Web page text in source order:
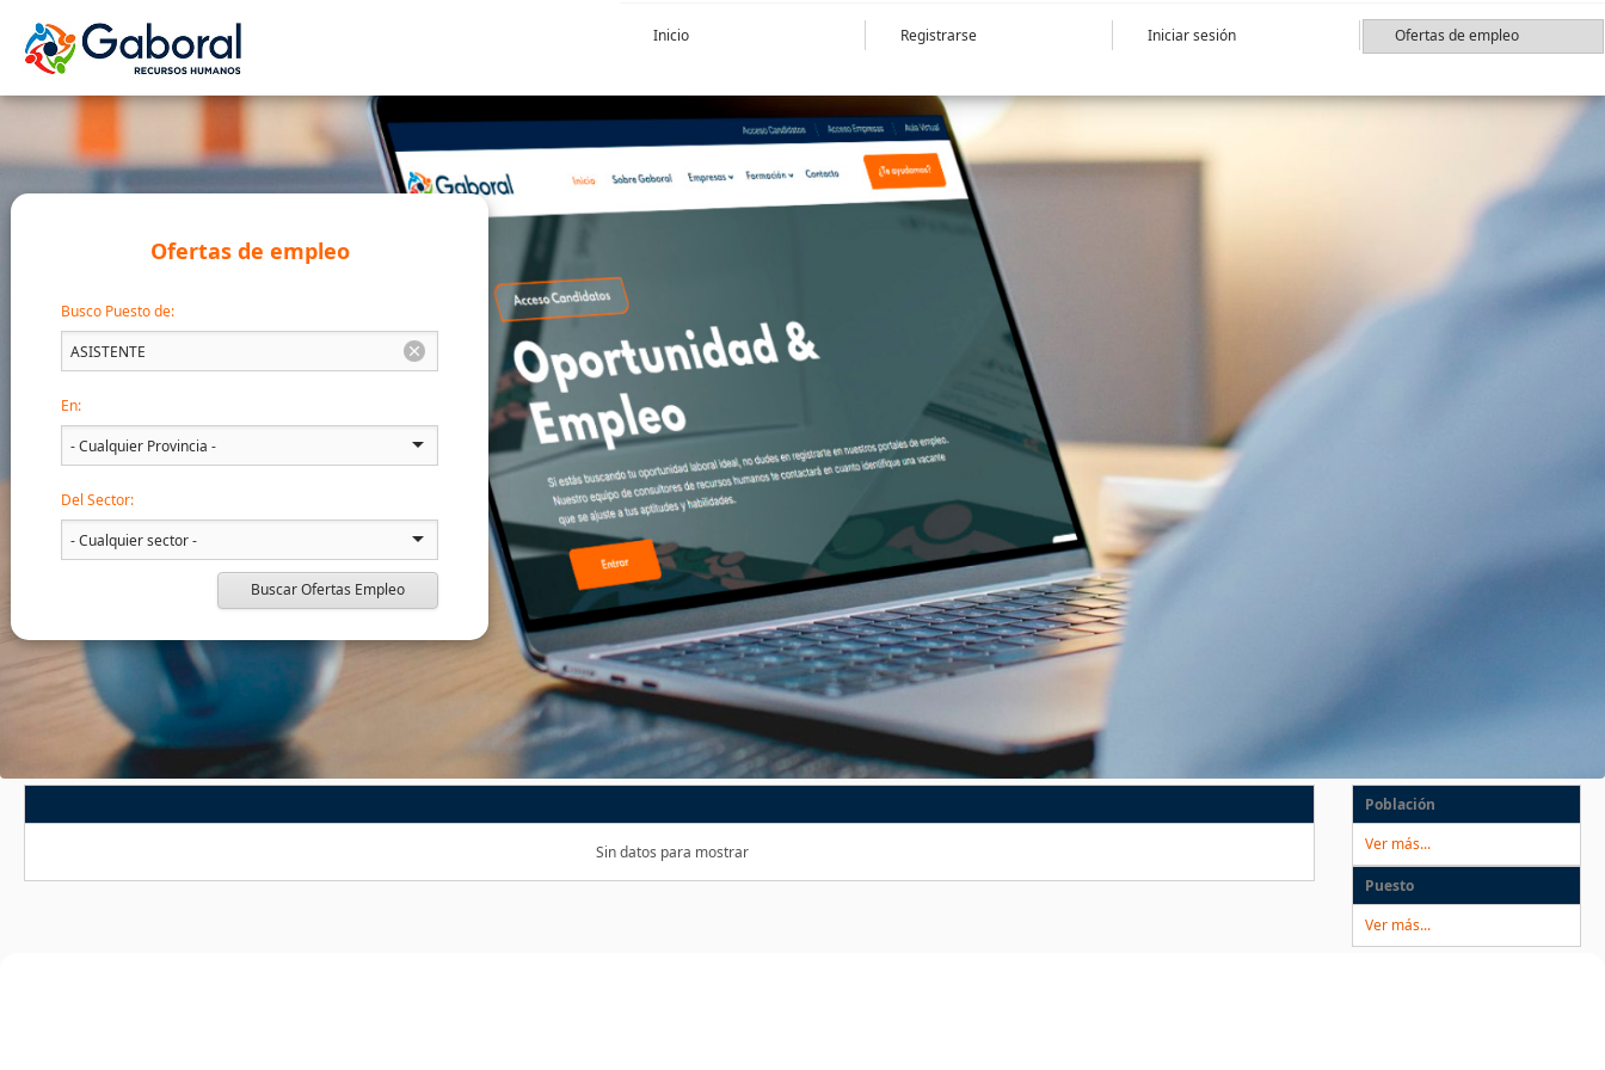
Inicio Registrarse Iniciar sesión Ofertas de empleo
Ofertas de empleo
Busco Puesto de:
En:
Del Sector:
Buscar Ofertas Empleo
Sin datos para mostrar
Población
Ver más...
Puesto
Ver más...